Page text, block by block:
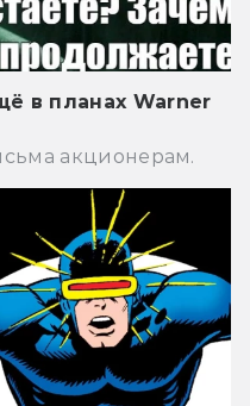
в планах Warner
акционерам.